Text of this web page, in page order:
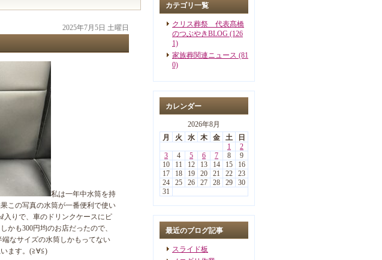
2025年7月5日 土曜日
私は一年中水筒を持
この写真の水筒が一番便利で使い
入りで、車のドリンクケースにピ
かも300円均のお店だったので、
なサイズの水筒しかもってない
ます。(≧∀≦)
カテゴリ一覧
クリス葬祭 代表髙橋
のつぶやきBLOG (126
1)
家族葬関連ニュース (81
0)
カレンダー
2026年8月
月
火 水 木 金 土
日
1
2
3
4 5 6 7 8
9
10
11 12 13 14 15
16
17
18 19 20 21 22
23
24
25 26 27 28 29
30
31
最近のブログ記事
スライド板